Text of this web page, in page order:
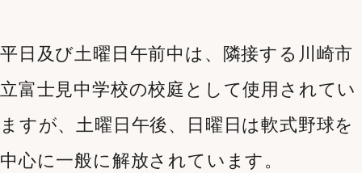
平日及び土曜日午前中は、隣接する川崎市
立富士見中学校の校庭として使用されてい
ますが、土曜日午後、日曜日は軟式野球を
中心に一般に解放されています。